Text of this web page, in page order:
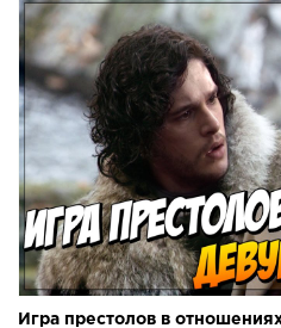
Игра престолов в